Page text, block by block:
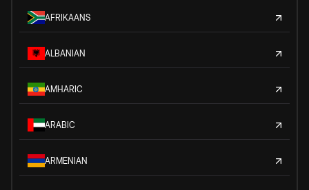
AFRIKAANS
ALBANIAN
AMHARIC
ARABIC
ARMENIAN